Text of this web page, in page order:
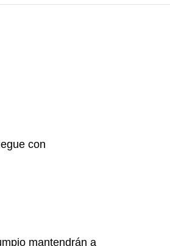
con
mantendrán a